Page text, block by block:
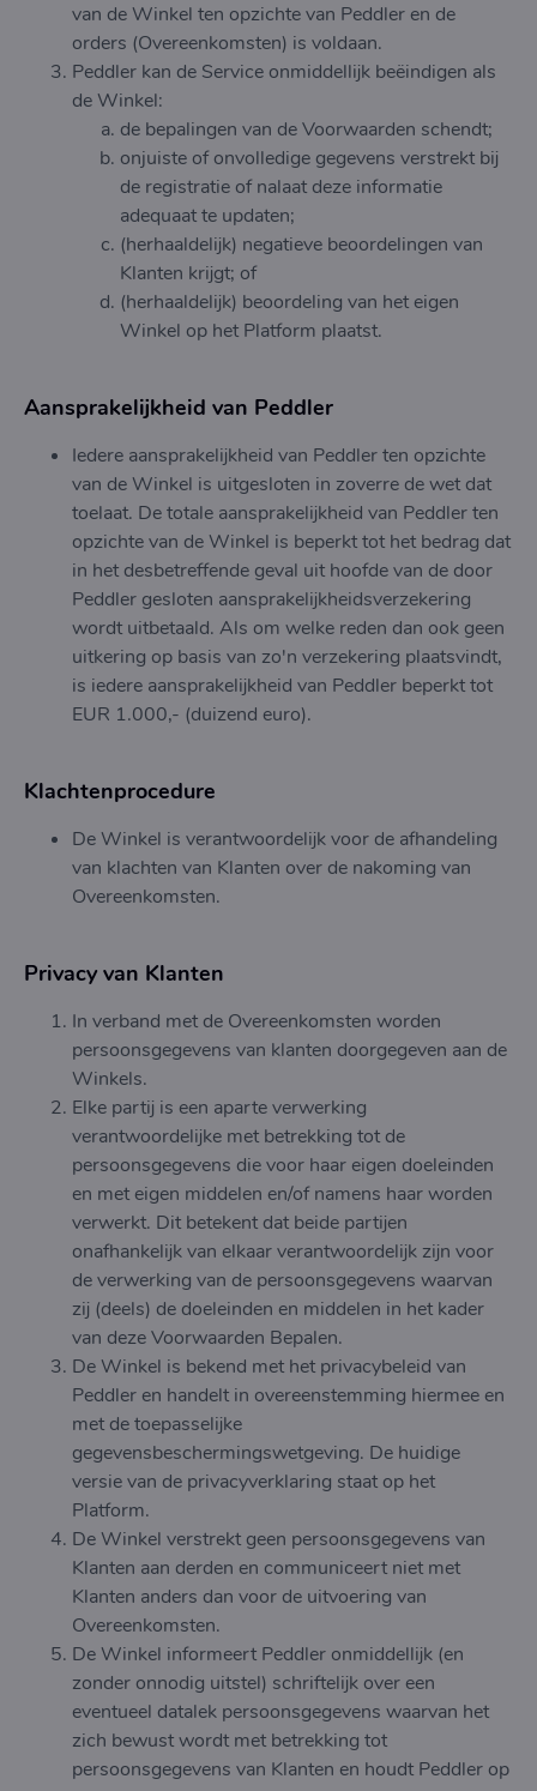
van de Winkel ten opzichte van Peddler en de
orders (Overeenkomsten) is voldaan.
Peddler kan de Service onmiddellijk beëindigen als
de Winkel:
de bepalingen van de Voorwaarden schendt;
onjuiste of onvolledige gegevens verstrekt bij
de registratie of nalaat deze informatie
adequaat te updaten;
(herhaaldelijk) negatieve beoordelingen van
Klanten krijgt; of
(herhaaldelijk) beoordeling van het eigen
Winkel op het Platform plaatst.
Aansprakelijkheid van Peddler
Iedere aansprakelijkheid van Peddler ten opzichte
van de Winkel is uitgesloten in zoverre de wet dat
toelaat. De totale aansprakelijkheid van Peddler ten
opzichte van de Winkel is beperkt tot het bedrag dat
in het desbetreffende geval uit hoofde van de door
Peddler gesloten aansprakelijkheidsverzekering
wordt uitbetaald. Als om welke reden dan ook geen
uitkering op basis van zo'n verzekering plaatsvindt,
is iedere aansprakelijkheid van Peddler beperkt tot
EUR 1.000,- (duizend euro).
Klachtenprocedure
De Winkel is verantwoordelijk voor de afhandeling
van klachten van Klanten over de nakoming van
Overeenkomsten.
Privacy van Klanten
In verband met de Overeenkomsten worden
persoonsgegevens van klanten doorgegeven aan de
Winkels.
Elke partij is een aparte verwerking
verantwoordelijke met betrekking tot de
persoonsgegevens die voor haar eigen doeleinden
en met eigen middelen en/of namens haar worden
verwerkt. Dit betekent dat beide partijen
onafhankelijk van elkaar verantwoordelijk zijn voor
de verwerking van de persoonsgegevens waarvan
zij (deels) de doeleinden en middelen in het kader
van deze Voorwaarden Bepalen.
De Winkel is bekend met het privacybeleid van
Peddler en handelt in overeenstemming hiermee en
met de toepasselijke
gegevensbeschermingswetgeving. De huidige
versie van de privacyverklaring staat op het
Platform.
De Winkel verstrekt geen persoonsgegevens van
Klanten aan derden en communiceert niet met
Klanten anders dan voor de uitvoering van
Overeenkomsten.
De Winkel informeert Peddler onmiddellijk (en
zonder onnodig uitstel) schriftelijk over een
eventueel datalek persoonsgegevens waarvan het
zich bewust wordt met betrekking tot
persoonsgegevens van Klanten en houdt Peddler op